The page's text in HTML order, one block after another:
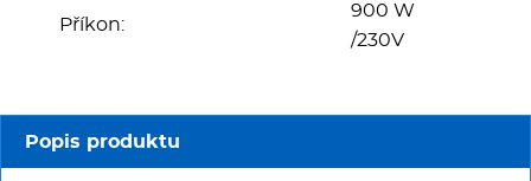
Nerez
Příkon:
900 W
/230V
Popis produktu